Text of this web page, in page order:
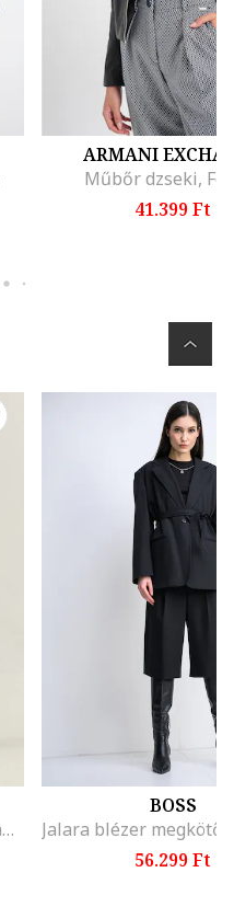
ARMANI
Műbőr dzseki,
41.399 Ft
Bő fazonú gyapjútartalmú kabát, Királykék
BOSS
56.299 Ft